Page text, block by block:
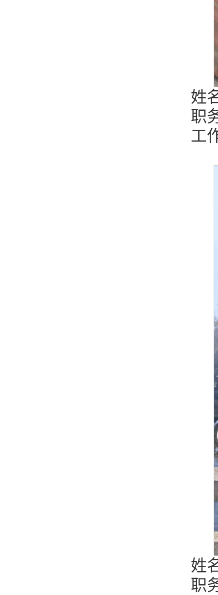
姓
职
工
姓
职